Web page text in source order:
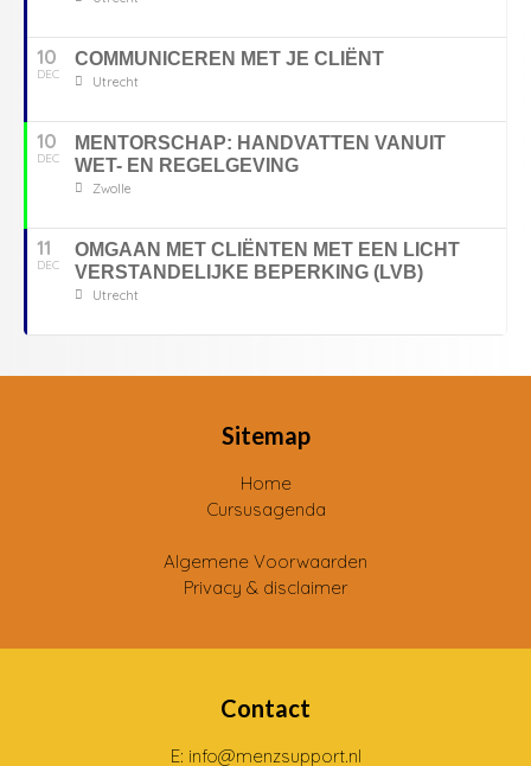
10
DEC
COMMUNICEREN MET JE CLIËNT
Utrecht
10
DEC
MENTORSCHAP: HANDVATTEN VANUIT
WET- EN REGELGEVING
Zwolle
11
DEC
OMGAAN MET CLIËNTEN MET EEN LICHT
VERSTANDELIJKE BEPERKING (LVB)
Utrecht
Sitemap
Home
Cursusagenda
Algemene Voorwaarden
Privacy & disclaimer
Contact
E: info@menzsupport.nl